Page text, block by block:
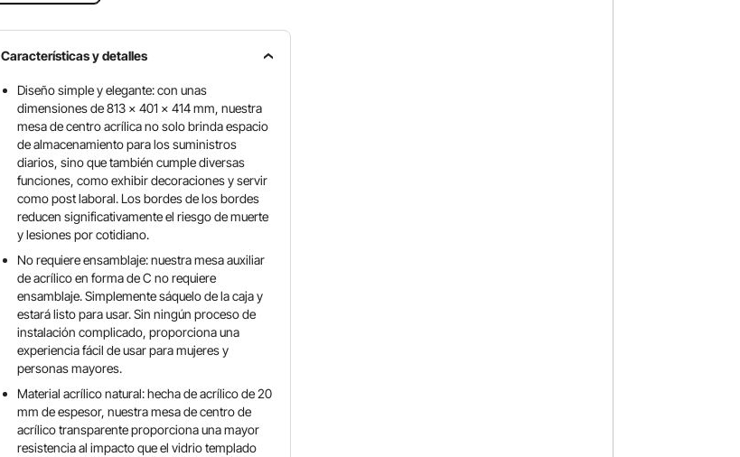
Características y detalles
Diseño simple y elegante: con unas
dimensiones de 813 x 401 x 414 mm, nuestra
mesa de centro acrílica no solo brinda espacio
de almacenamiento para los suministros
diarios, sino que también cumple diversas
funciones, como exhibir decoraciones y servir
como post laboral. Los bordes de los bordes
reducen significativamente el riesgo de muerte
y lesiones por cotidiano.
No requiere ensamblaje: nuestra mesa auxiliar
de acrílico en forma de C no requiere
ensamblaje. Simplemente sáquelo de la caja y
estará listo para usar. Sin ningún proceso de
instalación complicado, proporciona una
experiencia fácil de usar para mujeres y
personas mayores.
Material acrílico natural: hecha de acrílico de 20
mm de espesor, nuestra mesa de centro de
acrílico transparente proporciona una mayor
resistencia al impacto que el vidrio templado